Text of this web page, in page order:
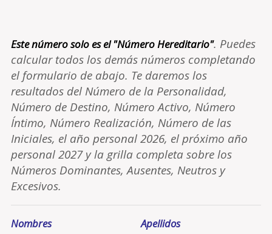
Este número solo es el "Número Hereditario". Puedes
calcular todos los demás números completando
el formulario de abajo. Te daremos los
resultados del Número de la Personalidad,
Número de Destino, Número Activo, Número
Íntimo, Número Realización, Número de las
Iniciales, el año personal 2026, el próximo año
personal 2027 y la grilla completa sobre los
Números Dominantes, Ausentes, Neutros y
Excesivos.
Nombres Apellidos